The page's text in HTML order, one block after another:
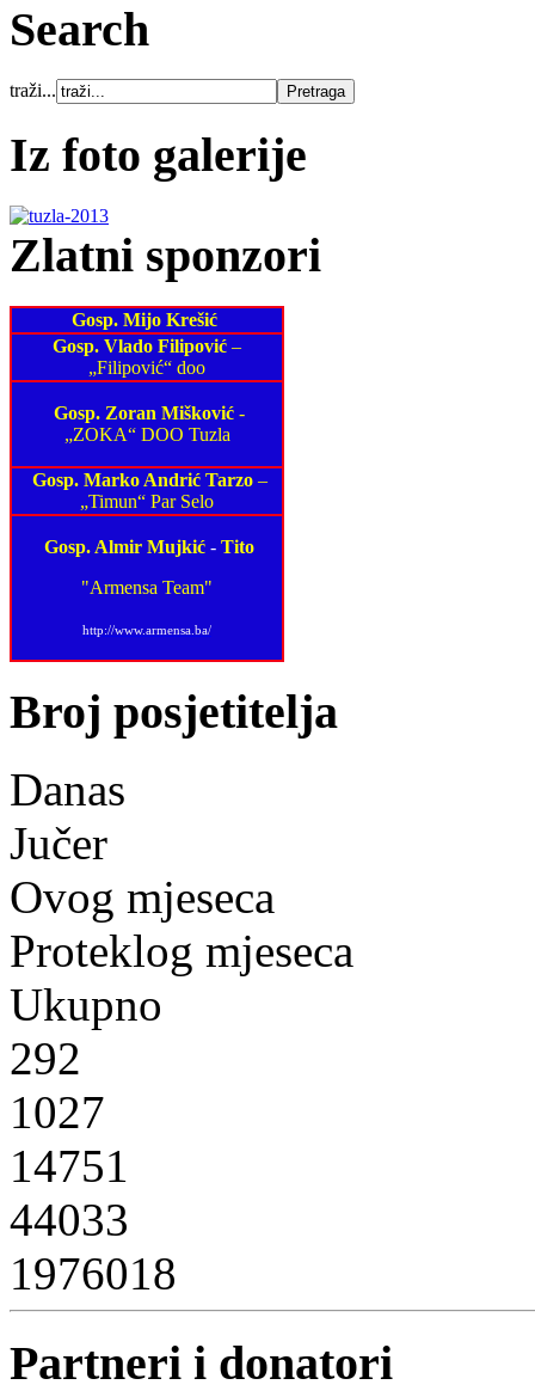
Search
traži...
Iz foto galerije
Zlatni sponzori
Gosp. Mijo Krešić
Gosp. Vlado Filipović –
„Filipović“ doo
Gosp. Zoran Mišković -
„ZOKA“ DOO Tuzla
Gosp. Marko Andrić Tarzo–
„Timun“ Par Selo
Gosp. Almir Mujkić - Tito
"Armensa Team"
http://www.armensa.ba/
Broj posjetitelja
Danas
Jučer
Ovog mjeseca
Proteklog mjeseca
Ukupno
292
1027
14751
44033
1976018
Partneri i donatori